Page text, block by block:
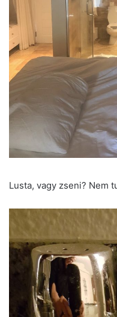
Lusta, vagy zseni? Nem